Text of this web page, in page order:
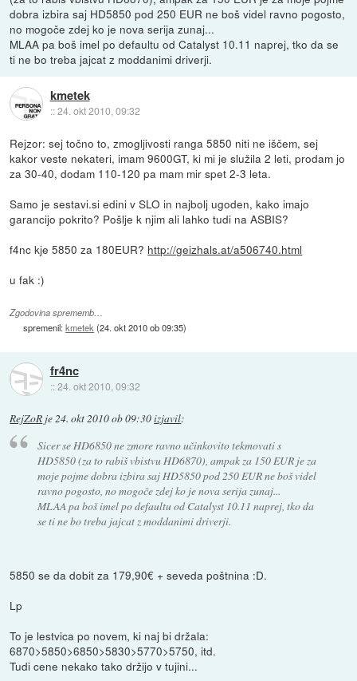
dobra izbira saj HD5850 pod 250 EUR ne boš videl ravno pogosto,
no mogoče zdej ko je nova serija zunaj...
MLAA pa boš imel po defaultu od Catalyst 10.11 naprej, tko da se
ti ne bo treba jajcat z moddanimi driverji.
kmetek
::24. okt 2010, 09:32
Rejzor: sej točno to, zmogljivosti ranga 5850 niti ne iščem, sej
kakor veste nekateri, imam 9600GT, ki mi je služila 2 leti, prodam jo
za 30-40, dodam 110-120 pa mam mir spet 2-3 leta.
Samo je sestavi.si edini v SLO in najbolj ugoden, kako imajo
garancijo pokrito? Pošlje k njim ali lahko tudi na ASBIS?
f4nc kje 5850 za 180EUR? http://geizhals.at/a506740.html
u fak :)
Zgodovina sprememb…
spremenil:kmetek (24. okt 2010 ob 09:35)
fr4nc
::24. okt 2010, 09:32
RejZoR je24. okt 2010 ob 09:30izjavil:
Sicer se HD6850 ne zmore ravno učinkovito tekmovati s
HD5850 (za to rabiš vbistvu HD6870), ampak za 150 EUR je za
moje pojme dobra izbira saj HD5850 pod 250 EUR ne boš videl
ravno pogosto, no mogoče zdej ko je nova serija zunaj...
MLAA pa boš imel po defaultu od Catalyst 10.11 naprej, tko da
se ti ne bo treba jajcat z moddanimi driverji.
5850 se da dobit za 179,90€ + seveda poštnina :D.
Lp
To je lestvica po novem, ki naj bi držala:
6870>5850>6850>5830>5770>5750, itd.
Tudi cene nekako tako držijo v tujini...